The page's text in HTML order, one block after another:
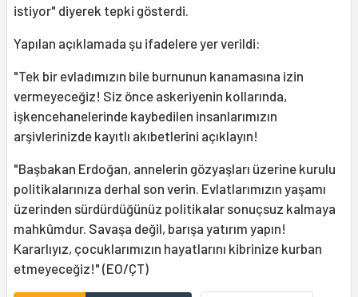
istiyor" diyerek tepki gösterdi.
Yapılan açıklamada şu ifadelere yer verildi:
"Tek bir evladımızın bile burnunun kanamasına izin
vermeyeceğiz! Siz önce askeriyenin kollarında,
işkencehanelerinde kaybedilen insanlarımızın
arşivlerinizde kayıtlı akıbetlerini açıklayın!
"Başbakan Erdoğan, annelerin gözyaşları üzerine kurulu
politikalarınıza derhal son verin. Evlatlarımızın yaşamı
üzerinden sürdürdüğünüz politikalar sonuçsuz kalmaya
mahkûmdur. Savaşa değil, barışa yatırım yapın!
Kararlıyız, çocuklarımızın hayatlarını kibrinize kurban
etmeyeceğiz!" (EO/ÇT)